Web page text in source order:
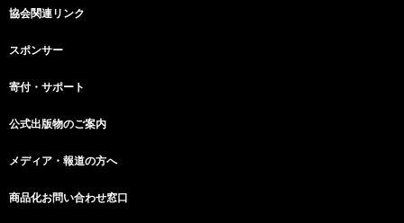
協会関連リンク
スポンサー
寄付・サポート
公式出版物のご案内
メディア・報道の方へ
商品化お問い合わせ窓口